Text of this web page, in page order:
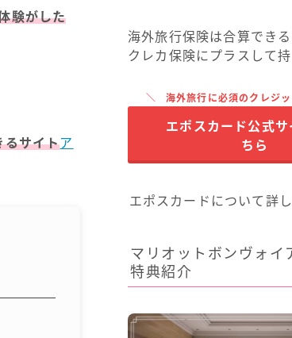
験がした
るサイトア
海外旅行保険は合算でき
クレカ保険にプラスして
海外旅行に必須のクレジッ
エポスカード公式サ
ちら
エポスカードについて詳
マリオットボンヴォイ
特典紹介